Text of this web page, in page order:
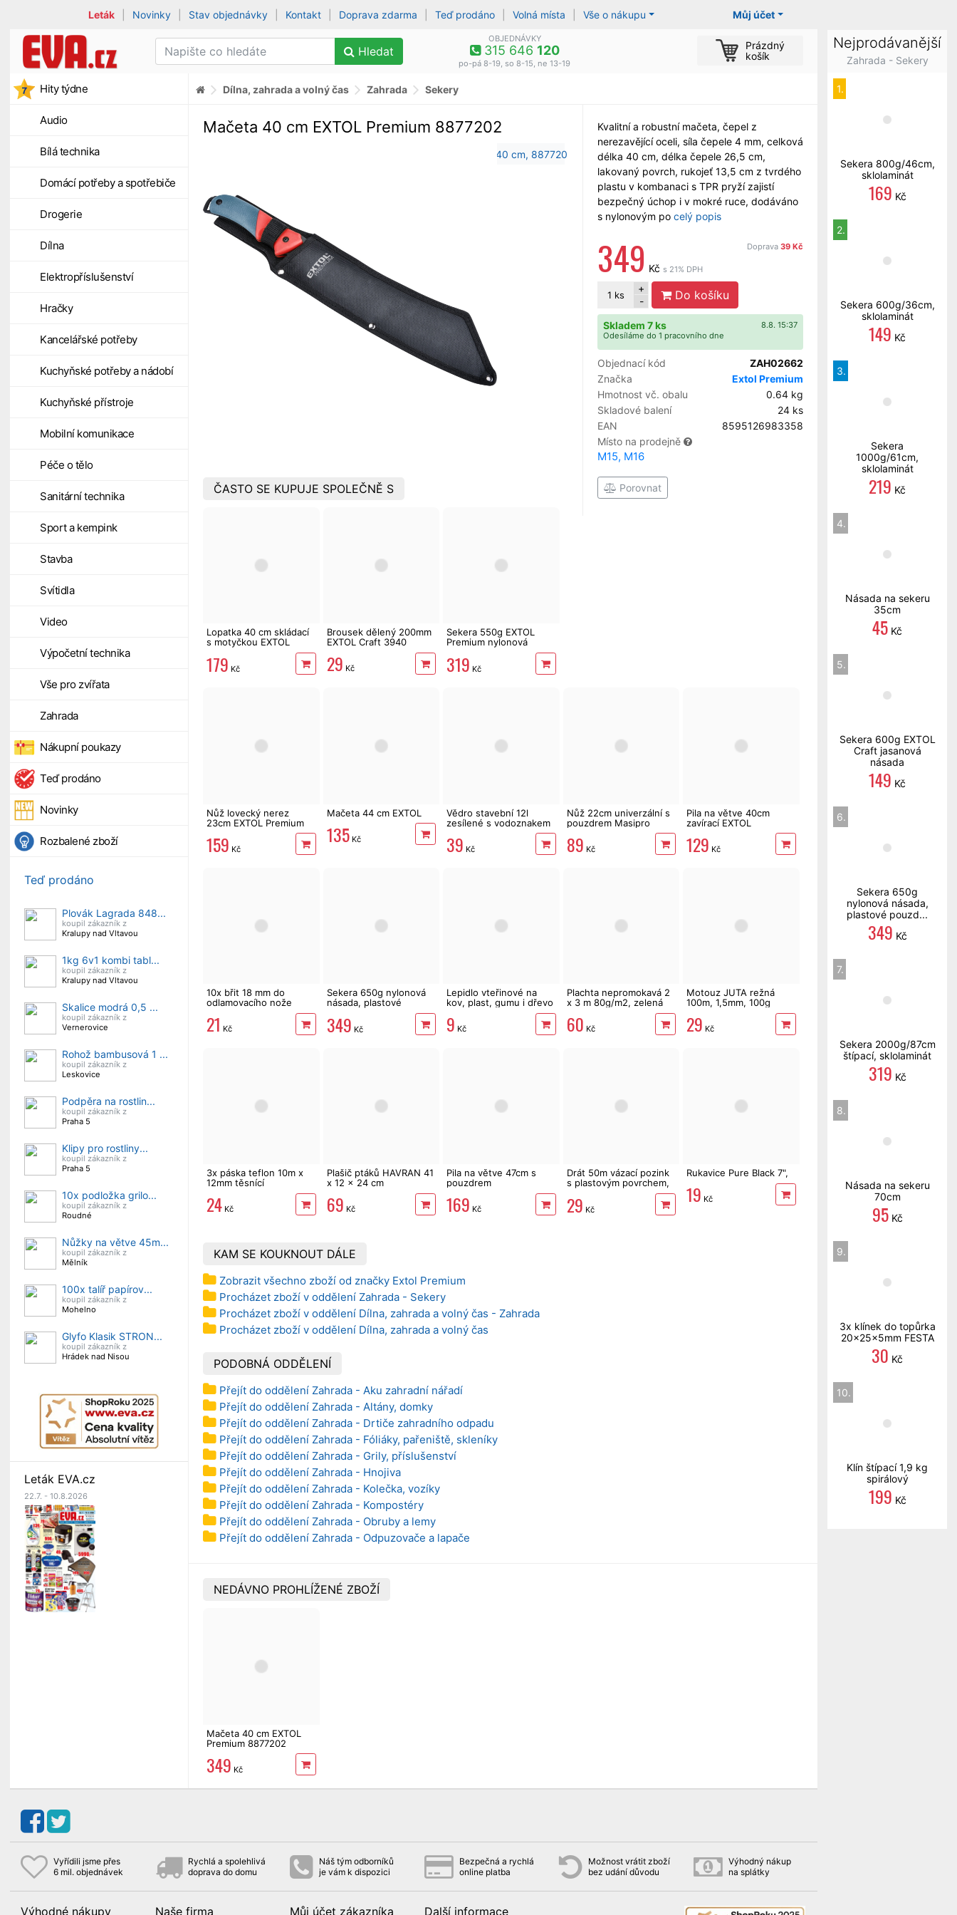
Můj účet
Leták Novinky Stav objednávky Kontakt Doprava zdarma Teď prodáno Volná místa Vše o nákupu
Hledat
OBJEDNÁVKY
315 646 120
po-pá 8-19, so 8-15, ne 13-19
Prázdný
košík
Hity týdne
Audio
Bílá technika
Domácí potřeby a spotřebiče
Drogerie
Dílna
Elektropříslušenství
Hračky
Kancelářské potřeby
Kuchyňské potřeby a nádobí
Kuchyňské přístroje
Mobilní komunikace
Péče o tělo
Sanitární technika
Sport a kempink
Stavba
Svítidla
Video
Výpočetní technika
Vše pro zvířata
Zahrada
Nákupní poukazy
Teď prodáno
Novinky
Rozbalené zboží
Teď prodáno
Plovák Lagrada 848...
koupil zákazník z
Kralupy nad Vltavou
1kg 6v1 kombi tabl...
koupil zákazník z
Kralupy nad Vltavou
Skalice modrá 0,5 ...
koupil zákazník z
Vernerovice
Rohož bambusová 1 ...
koupil zákazník z
Leskovice
Podpěra na rostlin...
koupil zákazník z
Praha 5
Klipy pro rostliny...
koupil zákazník z
Praha 5
10x podložka grilo...
koupil zákazník z
Roudné
Nůžky na větve 45m...
koupil zákazník z
Mělník
100x talíř papírov...
koupil zákazník z
Mohelno
Glyfo Klasik STRON...
koupil zákazník z
Hrádek nad Nisou
Leták EVA.cz
22.7. - 10.8.2026
Dílna, zahrada a volný čas Zahrada Sekery
Kvalitní a robustní mačeta, čepel z
nerezavějící oceli, síla čepele 4 mm, celková
délka 40 cm, délka čepele 26,5 cm,
lakovaný povrch, rukojeť 13,5 cm z tvrdého
plastu v kombanaci s TPR pryží zajistí
bezpečný úchop i v mokré ruce, dodáváno
s nylonovým po celý popis
Doprava 39 Kč
349 Kč s 21% DPH
1 ks
+
-
Do košíku
8.8. 15:37
Skladem 7 ks
Odesíláme do 1 pracovního dne
Objednací kód
ZAH02662
Značka
Extol Premium
Hmotnost vč. obalu
0.64 kg
Skladové balení
24 ks
EAN
8595126983358
Místo na prodejně
M15, M16
Porovnat
Mačeta 40 cm EXTOL Premium 8877202
ČASTO SE KUPUJE SPOLEČNĚ S
Lopatka 40 cm skládací
s motyčkou EXTOL
179 Kč
Brousek dělený 200mm
EXTOL Craft 3940
29 Kč
Sekera 550g EXTOL
Premium nylonová
pouzdro
319 Kč
Nůž lovecký nerez
23cm EXTOL Premium
159 Kč
Mačeta 44 cm EXTOL
135Kč
Vědro stavební 12l
zesílené s vodoznakem
39 Kč
Nůž 22cm univerzální s
pouzdrem Masipro
89 Kč
Pila na větve 40cm
zavírací EXTOL
129 Kč
10x břit 18 mm do
odlamovacího nože
21 Kč
Sekera 650g nylonová
násada, plastové
Premium
349 Kč
Lepidlo vteřinové na
kov, plast, gumu i dřevo
9 Kč
Plachta nepromokavá 2
x 3 m 80g/m2, zelená
60 Kč
Motouz JUTA režná
100m, 1,5mm, 100g
29 Kč
3x páska teflon 10m x
12mm těsnící
24 Kč
Plašič ptáků HAVRAN 41
x 12 x 24 cm
69 Kč
Pila na větve 47cm s
pouzdrem
169 Kč
Drát 50m vázací pozink
s plastovým povrchem,
střižný mechanismus
29 Kč
Rukavice Pure Black 7",
19 Kč
KAM SE KOUKNOUT DÁLE
Zobrazit všechno zboží od značky Extol Premium
Procházet zboží v oddělení Zahrada - Sekery
Procházet zboží v oddělení Dílna, zahrada a volný čas - Zahrada
Procházet zboží v oddělení Dílna, zahrada a volný čas
PODOBNÁ ODDĚLENÍ
Přejít do oddělení Zahrada - Aku zahradní nářadí
Přejít do oddělení Zahrada - Altány, domky
Přejít do oddělení Zahrada - Drtiče zahradního odpadu
Přejít do oddělení Zahrada - Fóliáky, pařeniště, skleníky
Přejít do oddělení Zahrada - Grily, příslušenství
Přejít do oddělení Zahrada - Hnojiva
Přejít do oddělení Zahrada - Kolečka, vozíky
Přejít do oddělení Zahrada - Kompostéry
Přejít do oddělení Zahrada - Obruby a lemy
Přejít do oddělení Zahrada - Odpuzovače a lapače
NEDÁVNO PROHLÍŽENÉ ZBOŽÍ
Mačeta 40 cm EXTOL
Premium 8877202
349 Kč
Vyřídili jsme přes
6 mil. objednávek
Rychlá a spolehlivá
doprava do domu
Náš tým odborníků
je vám k dispozici
Bezpečná a rychlá
online platba
Možnost vrátit zboží
bez udání důvodu
Výhodný nákup
na splátky
Výhodné nákupy Naše firma Můj účet zákazníka Další informace
Nejprodávanější
Zahrada - Sekery
1.
Sekera 800g/46cm,
sklolaminát
169 Kč
2.
Sekera 600g/36cm,
sklolaminát
149 Kč
3.
Sekera
1000g/61cm,
sklolaminát
219 Kč
4.
Násada na sekeru
35cm
45 Kč
5.
Sekera 600g EXTOL
Craft jasanová
násada
149 Kč
6.
Sekera 650g
nylonová násada,
plastové pouzd...
349 Kč
7.
Sekera 2000g/87cm
štípací, sklolaminát
319 Kč
8.
Násada na sekeru
70cm
95Kč
9.
3x klínek do topůrka
20x25x5mm FESTA
30 Kč
10.
Klín štípací 1,9 kg
spirálový
199 Kč